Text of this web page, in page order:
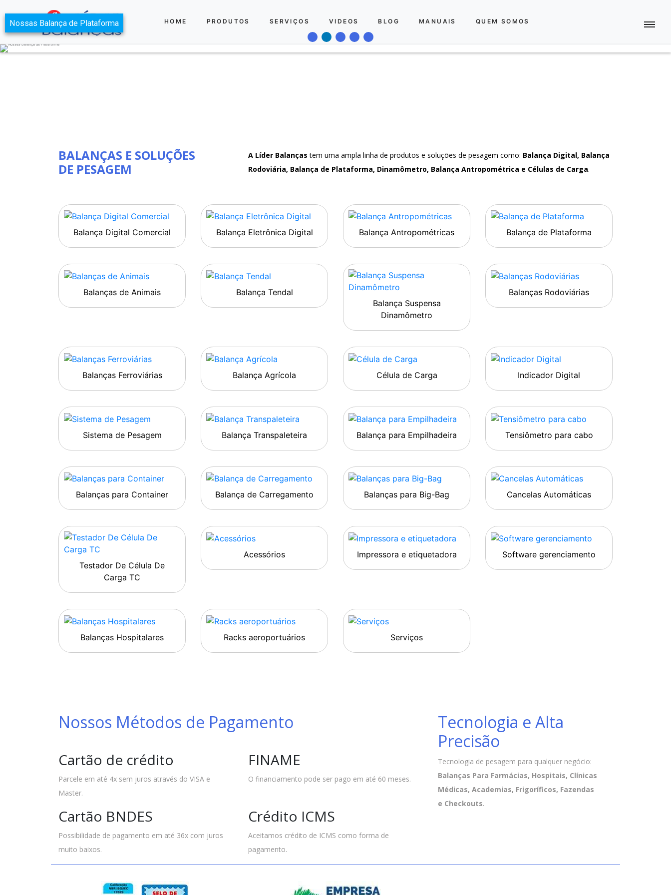
HOME PRODUTOS SERVIÇOS VIDEOS BLOG MANUAIS QUEM SOMOS
Nossas Balança de Plataforma
BALANÇAS E SOLUÇÕES
DE PESAGEM
A Líder Balanças tem uma ampla linha de produtos e soluções de pesagem como: Balança Digital, Balança
Rodoviária, Balança de Plataforma, Dinamômetro, Balança Antropométrica e Células de Carga.
Balança Digital Comercial Balança Eletrônica Digital Balança Antropométricas Balança de Plataforma
Balanças de Animais
Balança Tendal
Balança Suspensa
Dinamômetro
Balanças Rodoviárias
Balanças Ferroviárias Balança Agrícola Célula de Carga Indicador Digital
Sistema de Pesagem Balança Transpaleteira Balança para Empilhadeira Tensiômetro para cabo
Balanças para Container Balança de Carregamento Balanças para Big-Bag Cancelas Automáticas
Testador De Célula De
Carga TC
Acessórios Impressora e etiquetadora Software gerenciamento
Balanças Hospitalares Racks aeroportuários Serviços
Nossos Métodos de Pagamento
Cartão de crédito
Parcele em até 4x sem juros através do VISA e
Master.
FINAME
O financiamento pode ser pago em até 60 meses.
Cartão BNDES
Possibilidade de pagamento em até 36x com juros
muito baixos.
Crédito ICMS
Aceitamos crédito de ICMS como forma de
pagamento.
Tecnologia e Alta
Precisão
Tecnologia de pesagem para qualquer negócio:
Balanças Para Farmácias, Hospitais, Clínicas
Médicas, Academias, Frigoríficos, Fazendas
e Checkouts.